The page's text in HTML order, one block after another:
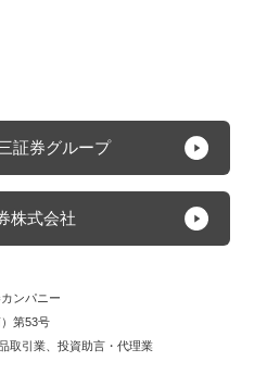
証券グループ
株式会社
ンパニー
第53号
取引業 投資助言・代理業